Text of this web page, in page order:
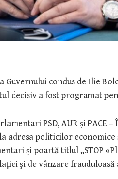
Guvernului condus de Ilie
decisiv a fost programat
PSD, AUR și PACE
adresa politicilor
și poartă titlul „STOP
şi de vânzare frauduloasă